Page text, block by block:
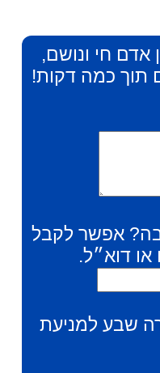
אדם חי ונושם,
תוך כמה דקות!
אפשר לקבל
דוא״ל.
שבע למניעת